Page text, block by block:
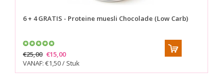
6 + 4 GRATIS - Proteine muesli Chocolade (Low Carb)
€25,00 €15,00
VANAF: €1,50 / Stuk